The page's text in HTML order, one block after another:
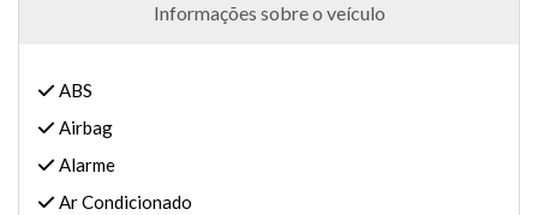
Informações sobre o veículo
ABS
Airbag
Alarme
Ar Condicionado